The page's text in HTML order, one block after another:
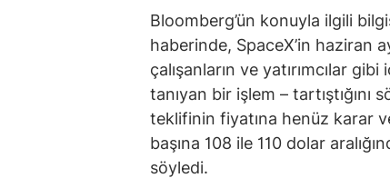
Bloomberg’ün konuyla ilgili
haberinde, SpaceX’in haziran
çalışanların ve yatırımcılar
tanıyan bir işlem –
teklifinin fiyatına henüz karar
başına 108 ile 110 dolar
söyledi.